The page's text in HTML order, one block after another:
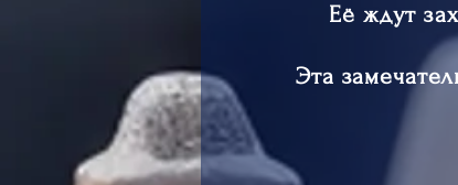
Её ждут
Эта